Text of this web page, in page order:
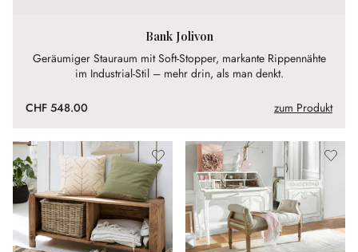
Bank Jolivon
Geräumiger Stauraum mit Soft-Stopper, markante Rippennähte
im Industrial-Stil – mehr drin, als man denkt.
CHF 548.00 zum Produkt